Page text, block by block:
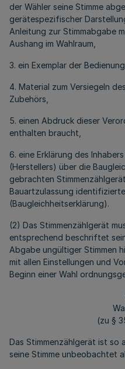
der Wähler seine Stimme
gerätespezifischer
Anleitung zur Stimmabgabe
Aushang im Wahlraum,
3. ein Exemplar der
4. Material zum Versiegeln
Zubehörs,
5. einen Abdruck dieser
enthalten braucht,
6. eine Erklärung des
(Herstellers) über die
gebrachten
Bauartzulassung
(Baugleichheitserklärung).
(2) Das Stimmenzählgerät
entsprechend beschriftet
Abgabe ungültiger Stimmen
mit allen Einstellungen und
Beginn einer Wahl
(zu §
Das Stimmenzählgerät ist so
seine Stimme unbeobachtet